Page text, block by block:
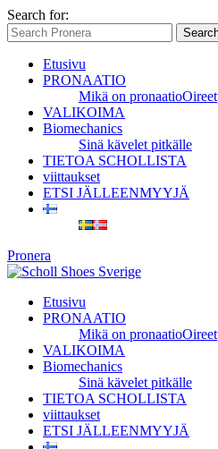
Search for:
Etusivu
PRONAATIO
Mikä on pronaatioOireet
VALIKOIMA
Biomechanics
Sinä kävelet pitkälle
TIETOA SCHOLLISTA
viittaukset
ETSI JÄLLEENMYYJÄ
Pronera
Etusivu
PRONAATIO
Mikä on pronaatioOireet
VALIKOIMA
Biomechanics
Sinä kävelet pitkälle
TIETOA SCHOLLISTA
viittaukset
ETSI JÄLLEENMYYJÄ